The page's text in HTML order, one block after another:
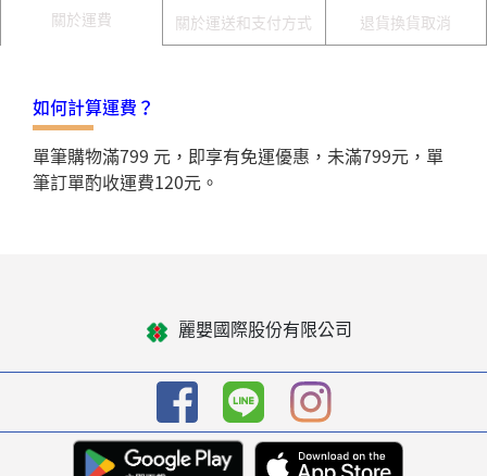
關於運費 關於運送和支付方式 退貨換貨取消
如何計算運費？
單筆購物滿799 元，即享有免運優惠，未滿799元，單
筆訂單酌收運費120元。
麗嬰國際股份有限公司